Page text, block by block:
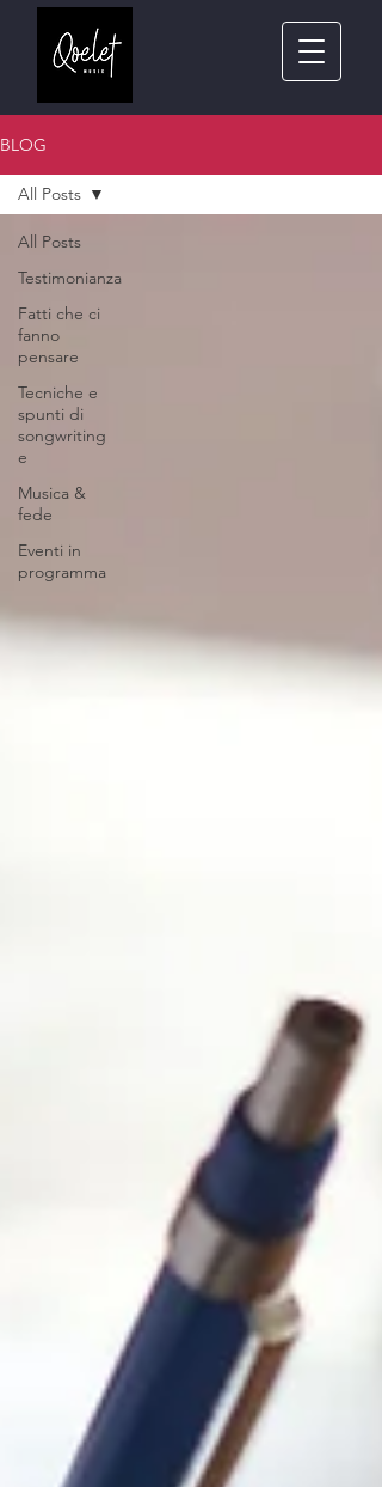
BLOG
All Posts
Testimonianza
Fatti che ci
fanno
pensare
Tecniche e
spunti di
songwriting
e
Musica &
fede
Eventi in
programma
All Posts